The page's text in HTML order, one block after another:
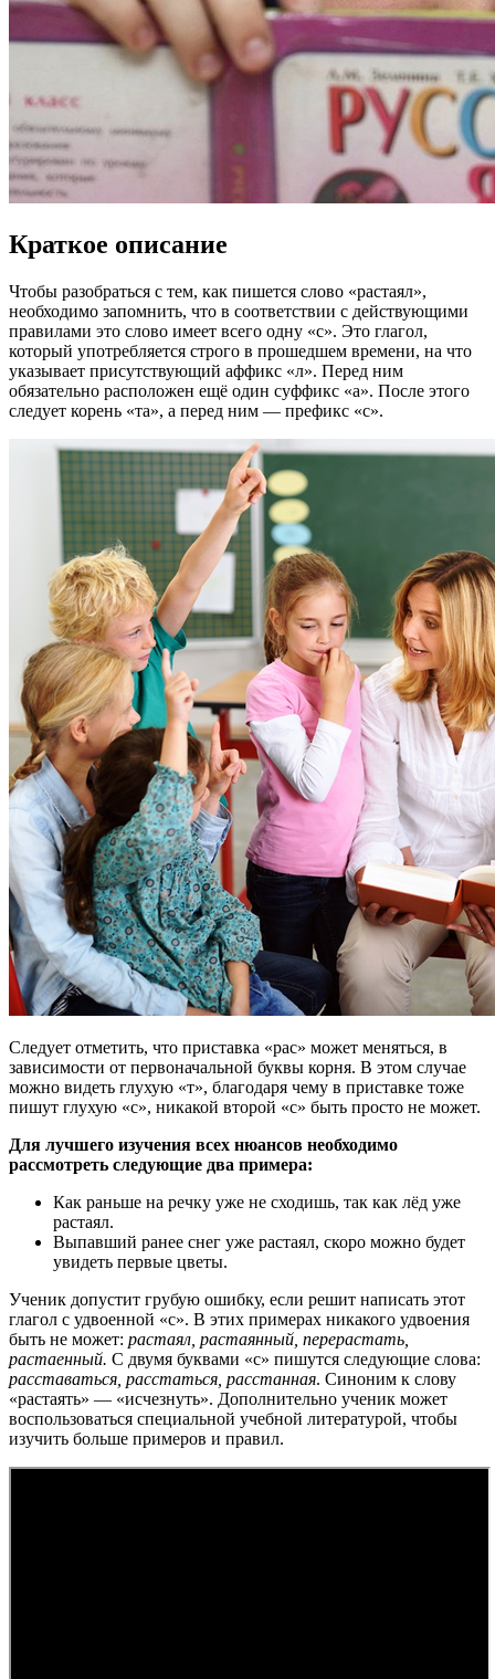
Краткое описание
Чтобы разобраться с тем, как пишется слово «растаял»,
необходимо запомнить, что в соответствии с действующими
правилами это слово имеет всего одну «с». Это глагол,
который употребляется строго в прошедшем времени, на что
указывает присутствующий аффикс «л». Перед ним
обязательно расположен ещё один суффикс «а». После этого
следует корень «та», а перед ним — префикс «с».
Следует отметить, что приставка «рас» может меняться, в
зависимости от первоначальной буквы корня. В этом случае
можно видеть глухую «т», благодаря чему в приставке тоже
пишут глухую «с», никакой второй «с» быть просто не может.
Для лучшего изучения всех нюансов необходимо
рассмотреть следующие два примера:
Как раньше на речку уже не сходишь, так как лёд уже
растаял.
Выпавший ранее снег уже растаял, скоро можно будет
увидеть первые цветы.
Ученик допустит грубую ошибку, если решит написать этот
глагол с удвоенной «с». В этих примерах никакого удвоения
быть не может: растаял, растаянный, перерастать,
растаенный. С двумя буквами «с» пишутся следующие слова:
расставаться, расстаться, расстанная. Синоним к слову
«растаять» — «исчезнуть». Дополнительно ученик может
воспользоваться специальной учебной литературой, чтобы
изучить больше примеров и правил.